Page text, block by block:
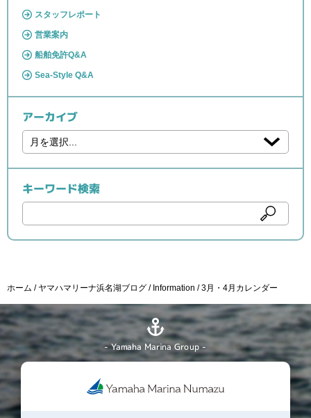
スタッフレポート
営業案内
船舶免許Q&A
Sea-Style Q&A
アーカイブ
キーワード検索
ホーム ヤマハマリーナ浜名湖ブログ Information 3月・4月カレンダー
- Yamaha Marina Group -